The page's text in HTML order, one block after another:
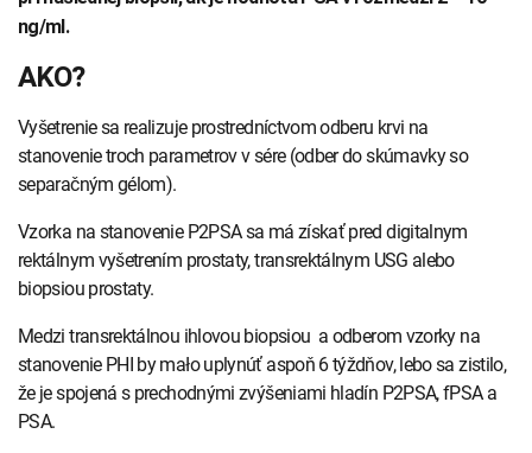
ng/ml.
AKO?
Vyšetrenie sa realizuje prostredníctvom odberu krvi na
stanovenie troch parametrov v sére (odber do skúmavky so
separačným gélom).
Vzorka na stanovenie P2PSA sa má získať pred digitalnym
rektálnym vyšetrením prostaty, transrektálnym USG alebo
biopsiou prostaty.
Medzi transrektálnou ihlovou biopsiou a odberom vzorky na
stanovenie PHI by mało uplynúť aspoň 6 týždňov, lebo sa zistilo,
že je spojená s prechodnými zvýšeniami hladín P2PSA, fPSA a
PSA.